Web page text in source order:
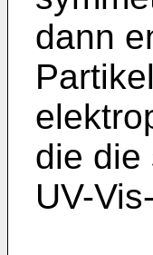
dann
die die
UV-